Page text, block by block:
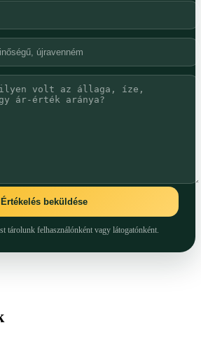
Értékelés beküldése
tárolunk felhasználónként vagy látogatónként.